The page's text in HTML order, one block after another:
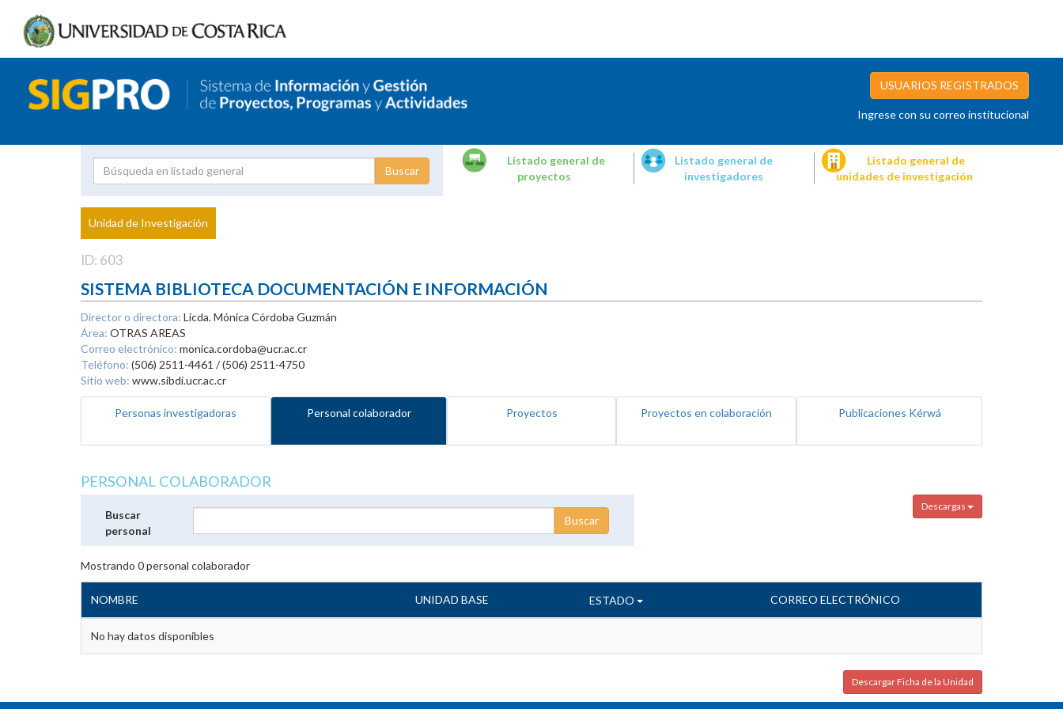
USUARIOS REGISTRADOS
Ingrese con su correo institucional
Proyecto
Investigador
Listado general de
proyectos
Listado general de
investigadores
Listado general de
unidades de investigación
Unidad de Investigación
ID: 603
SISTEMA BIBLIOTECA DOCUMENTACIÓN E INFORMACIÓN
Director o directora: Licda. Mónica Córdoba Guzmán
Área: OTRAS AREAS
Correo electrónico: monica.cordoba@ucr.ac.cr
Teléfono: (506) 2511-4461 / (506) 2511-4750
Sitio web: www.sibdi.ucr.ac.cr
Personas investigadoras Personal colaborador Proyectos Proyectos en colaboración Publicaciones Kérwá
PERSONAL COLABORADOR
Descargas
Buscar
personal
Mostrando 0personal colaborador
NOMBRE UNIDAD BASE ESTADO CORREO ELECTRÓNICO
No hay datos disponibles
Descargar Ficha de la Unidad